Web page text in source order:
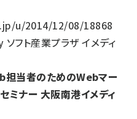
u/2014/12/08/18868
ソフト産業プラザ イメディ
担当者のためのWebマー
ミナー 大阪南港イメディ